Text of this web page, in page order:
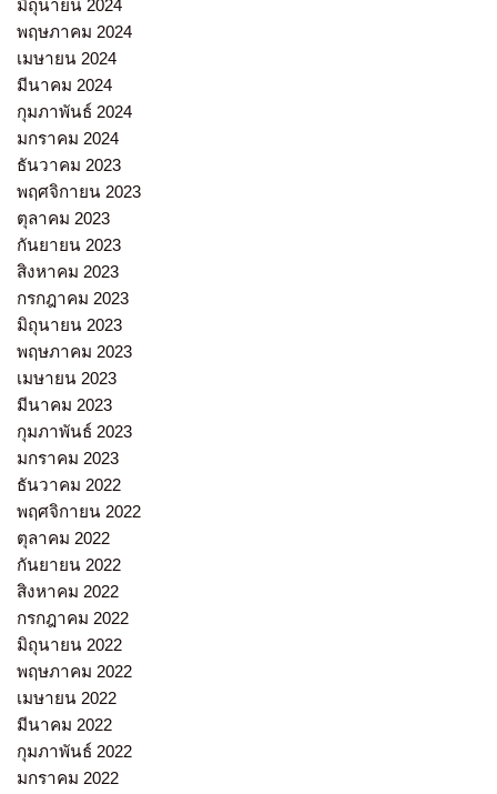
มิถุนายน 2024
พฤษภาคม 2024
เมษายน 2024
มีนาคม 2024
กุมภาพันธ์ 2024
มกราคม 2024
ธันวาคม 2023
พฤศจิกายน 2023
ตุลาคม 2023
กันยายน 2023
สิงหาคม 2023
กรกฎาคม 2023
มิถุนายน 2023
พฤษภาคม 2023
เมษายน 2023
มีนาคม 2023
กุมภาพันธ์ 2023
มกราคม 2023
ธันวาคม 2022
พฤศจิกายน 2022
ตุลาคม 2022
กันยายน 2022
สิงหาคม 2022
กรกฎาคม 2022
มิถุนายน 2022
พฤษภาคม 2022
เมษายน 2022
มีนาคม 2022
กุมภาพันธ์ 2022
มกราคม 2022